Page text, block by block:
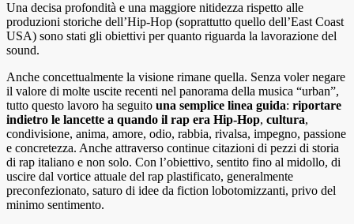
Una decisa profondità e una maggiore nitidezza rispetto alle
produzioni storiche dell’Hip-Hop (soprattutto quello dell’East Coast
USA) sono stati gli obiettivi per quanto riguarda la lavorazione del
sound.
Anche concettualmente la visione rimane quella. Senza voler negare
il valore di molte uscite recenti nel panorama della musica “urban”,
tutto questo lavoro ha seguito una semplice linea guida: riportare
indietro le lancette a quando il rap era Hip-Hop, cultura,
condivisione, anima, amore, odio, rabbia, rivalsa, impegno, passione
e concretezza. Anche attraverso continue citazioni di pezzi di storia
di rap italiano e non solo. Con l’obiettivo, sentito fino al midollo, di
uscire dal vortice attuale del rap plastificato, generalmente
preconfezionato, saturo di idee da fiction lobotomizzanti, privo del
minimo sentimento.